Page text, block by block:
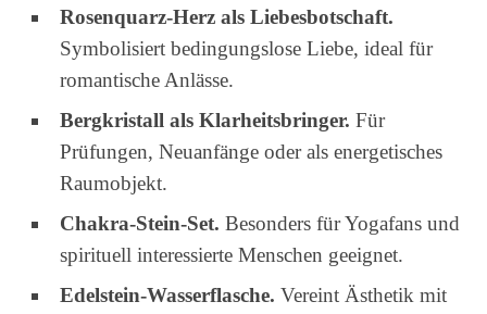
Rosenquarz-Herz als Liebesbotschaft.
Symbolisiert bedingungslose Liebe, ideal für
romantische Anlässe.
Bergkristall als Klarheitsbringer. Für
Prüfungen, Neuanfänge oder als energetisches
Raumobjekt.
Chakra-Stein-Set. Besonders für Yogafans und
spirituell interessierte Menschen geeignet.
Edelstein-Wasserflasche. Vereint Ästhetik mit